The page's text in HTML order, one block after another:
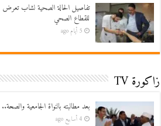
تفاصيل الحالة الصحية لشاب
للقطاع الصحي
5 أيام ago
زاكورة TV
بعد مطالبته بالنواة الجامعية
4 أسابيع ago